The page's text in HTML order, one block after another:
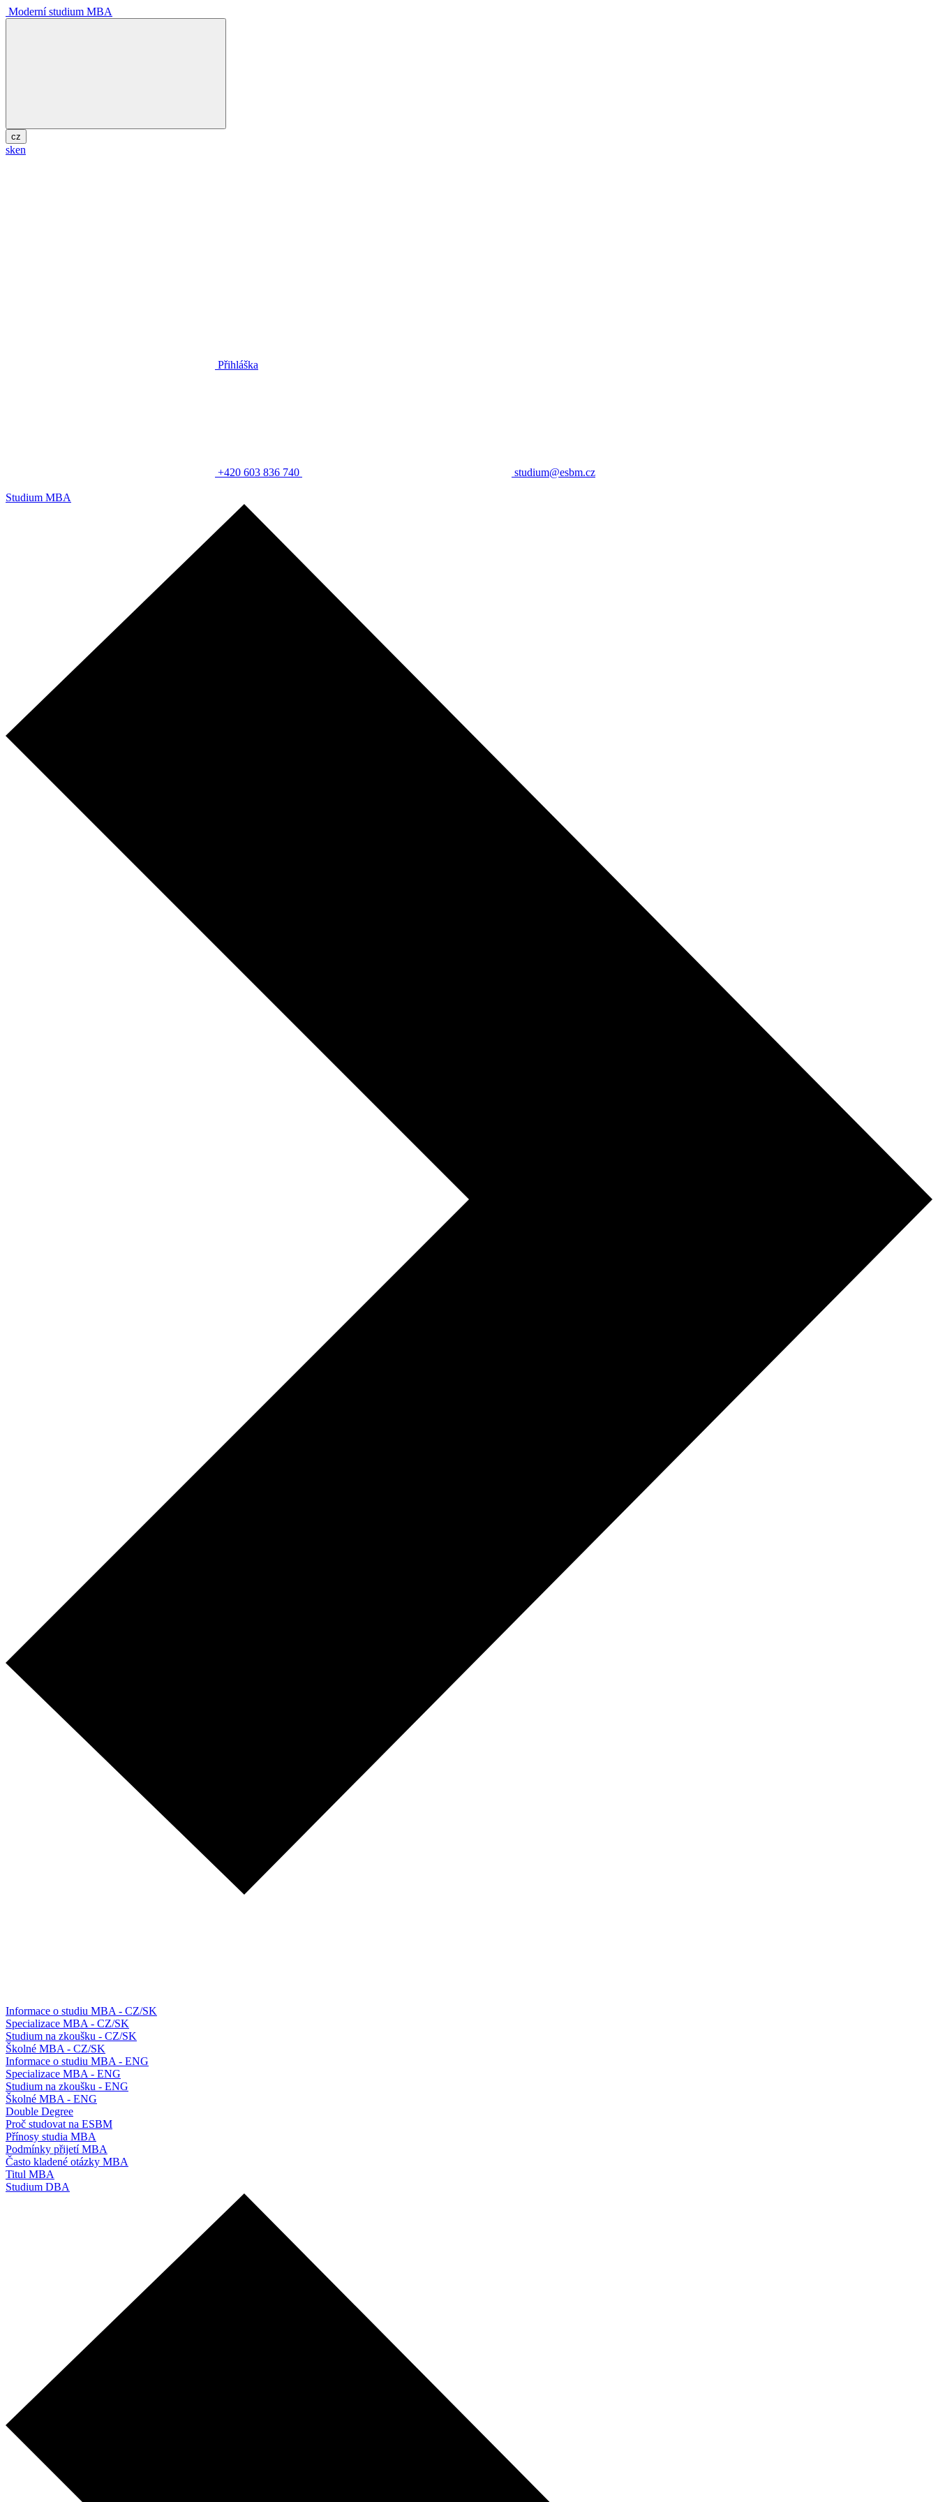
Moderní studium MBA
cz
sken
Přihláška
+420 603 836 740 studium@esbm.cz
Studium MBA
Informace o studiu MBA - CZ/SK
Specializace MBA - CZ/SK
Studium na zkoušku - CZ/SK
Školné MBA - CZ/SK
Informace o studiu MBA - ENG
Specializace MBA - ENG
Studium na zkoušku - ENG
Školné MBA - ENG
Double Degree
Proč studovat na ESBM
Přínosy studia MBA
Podmínky přijetí MBA
Často kladené otázky MBA
Titul MBA
Studium DBA